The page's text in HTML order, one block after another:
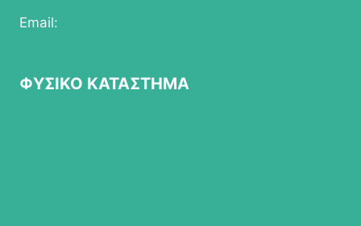
Email:
ΦΥΣΙΚΟ ΚΑΤΑΣΤΗΜΑ